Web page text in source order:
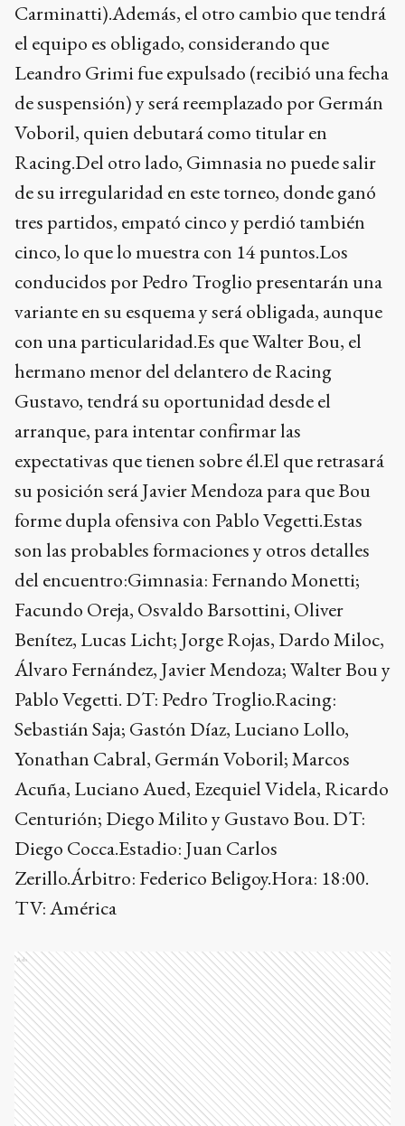
Carminatti).Además, el otro cambio que tendrá
el equipo es obligado, considerando que
Leandro Grimi fue expulsado (recibió una fecha
de suspensión) y será reemplazado por Germán
Voboril, quien debutará como titular en
Racing.Del otro lado, Gimnasia no puede salir
de su irregularidad en este torneo, donde ganó
tres partidos, empató cinco y perdió también
cinco, lo que lo muestra con 14 puntos.Los
conducidos por Pedro Troglio presentarán una
variante en su esquema y será obligada, aunque
con una particularidad.Es que Walter Bou, el
hermano menor del delantero de Racing
Gustavo, tendrá su oportunidad desde el
arranque, para intentar confirmar las
expectativas que tienen sobre él.El que retrasará
su posición será Javier Mendoza para que Bou
forme dupla ofensiva con Pablo Vegetti.Estas
son las probables formaciones y otros detalles
del encuentro:Gimnasia: Fernando Monetti;
Facundo Oreja, Osvaldo Barsottini, Oliver
Benítez, Lucas Licht; Jorge Rojas, Dardo Miloc,
Álvaro Fernández, Javier Mendoza; Walter Bou y
Pablo Vegetti. DT: Pedro Troglio.Racing:
Sebastián Saja; Gastón Díaz, Luciano Lollo,
Yonathan Cabral, Germán Voboril; Marcos
Acuña, Luciano Aued, Ezequiel Videla, Ricardo
Centurión; Diego Milito y Gustavo Bou. DT:
Diego Cocca.Estadio: Juan Carlos
Zerillo.Árbitro: Federico Beligoy.Hora: 18:00.
TV: América
Ads